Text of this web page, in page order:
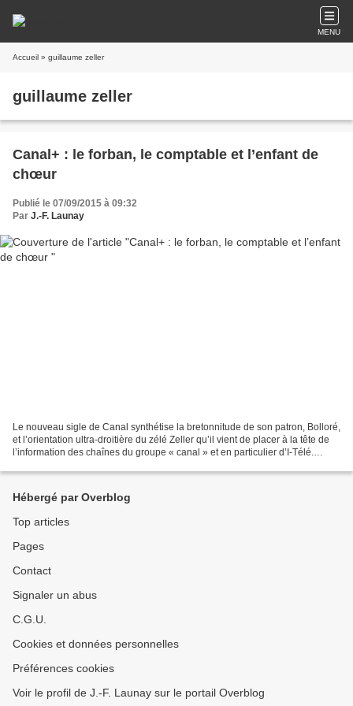
MENU
Accueil » guillaume zeller
guillaume zeller
Canal+ : le forban, le comptable et l’enfant de
chœur
Publié le 07/09/2015 à 09:32
Par J.-F. Launay
Le nouveau sigle de Canal synthétise la bretonnitude de son patron, Bolloré,
et l’orientation ultra-droitière du zélé Zeller qu’il vient de placer à la tête de
l’information des chaînes du groupe « canal » et en particulier d’I-Télé.
Hébergé par Overblog
Top articles
Pages
Contact
Signaler un abus
C.G.U.
Cookies et données personnelles
Préférences cookies
Voir le profil de J.-F. Launay sur le portail Overblog